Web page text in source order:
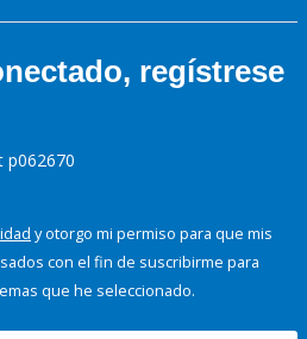
regístrese
p062670
y otorgo mi permiso para que mis
con el fin de suscribirme para
que he seleccionado.